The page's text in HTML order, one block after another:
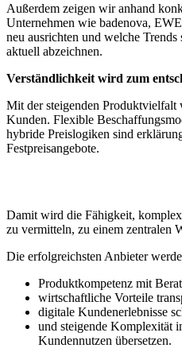
Außerdem zeigen wir anhand
Unternehmen wie badenova,
neu ausrichten und welche
aktuell abzeichnen.
Verständlichkeit wird zum
Mit der steigenden
Kunden. Flexible
hybride Preislogiken sind
Festpreisangebote.
Damit wird die Fähigkeit,
zu vermitteln, zu einem zentralen
Die erfolgreichsten Anbieter
Produktkompetenz mit
wirtschaftliche Vorteile
digitale Kundenerlebnisse
und steigende Komplexität
Kundennutzen übersetzen.